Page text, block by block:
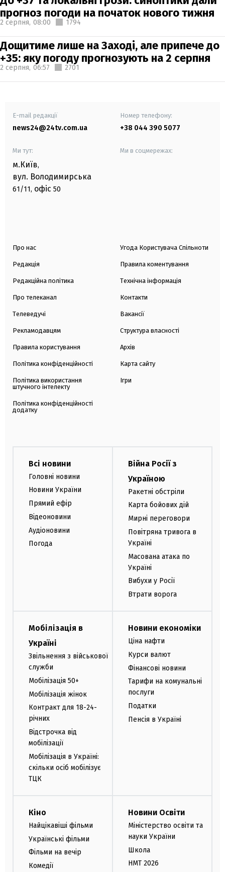
прогноз погоди на початок нового тижня
2 серпня, 08:00 1794
Дощитиме лише на Заході, але припече до
+35: яку погоду прогнозують на 2 серпня
2 серпня, 06:57 2701
E-mail редакції
news24@24tv.com.ua
Номер телефону:
+38 044 390 5077
Ми тут:
м.Київ,
вул. Володимирська
61/11, офіс 50
Ми в соцмережах:
Про нас
Редакція
Редакційна політика
Про телеканал
Телеведучі
Рекламодавцям
Правила користування
Політика конфіденційності
Політика використання
штучного інтелекту
Політика конфіденційності
додатку
Угода Користувача Спільноти
Правила коментування
Технічна інформація
Контакти
Вакансії
Структура власності
Архів
Карта сайту
Ігри
Всі новини
Головні новини
Новини України
Прямий ефір
Відеоновини
Аудіоновини
Погода
Війна Росії з
Україною
Ракетні обстріли
Карта бойових дій
Мирні переговори
Повітряна тривога в
Україні
Масована атака по
Україні
Вибухи у Росії
Втрати ворога
Мобілізація в
Україні
Звільнення з військової
служби
Мобілізація 50+
Мобілізація жінок
Контракт для 18-24-
річних
Відстрочка від
мобілізації
Мобілізація в Україні:
скільки осіб мобілізує
ТЦК
Новини економіки
Ціна нафти
Курси валют
Фінансові новини
Тарифи на комунальні
послуги
Податки
Пенсія в Україні
Кіно
Найцікавіші фільми
Українські фільми
Фільми на вечір
Комедії
Новини Освіти
Міністерство освіти та
науки України
Школа
НМТ 2026